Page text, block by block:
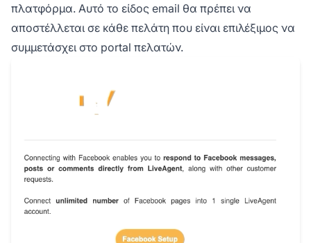
πλατφόρμα. Αυτό το είδος email θα πρέπει να
αποστέλλεται σε κάθε πελάτη που είναι επιλέξιμος να
συμμετάσχει στο portal πελατών.